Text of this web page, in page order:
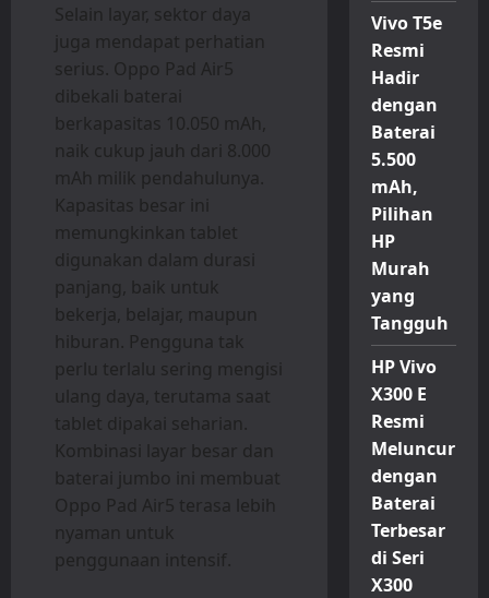
Selain layar, sektor daya
juga mendapat perhatian
serius. Oppo Pad Air5
dibekali baterai
berkapasitas 10.050 mAh,
naik cukup jauh dari 8.000
mAh milik pendahulunya.
Kapasitas besar ini
memungkinkan tablet
digunakan dalam durasi
panjang, baik untuk
bekerja, belajar, maupun
hiburan. Pengguna tak
perlu terlalu sering mengisi
ulang daya, terutama saat
tablet dipakai seharian.
Kombinasi layar besar dan
baterai jumbo ini membuat
Oppo Pad Air5 terasa lebih
nyaman untuk
penggunaan intensif.
Vivo T5e
Resmi
Hadir
dengan
Baterai
5.500
mAh,
Pilihan
HP
Murah
yang
Tangguh
HP Vivo
X300 E
Resmi
Meluncur
dengan
Baterai
Terbesar
di Seri
X300